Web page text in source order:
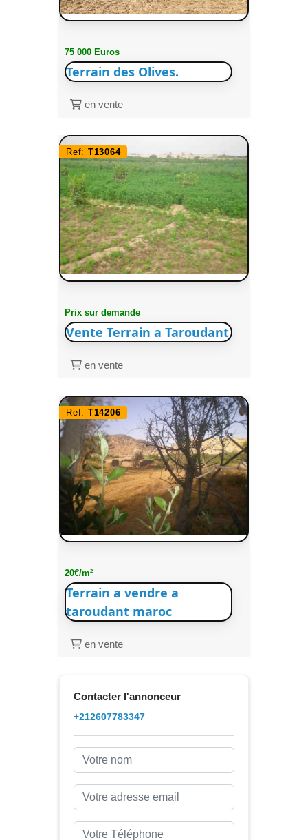
75 000 Euros
Terrain des Olives.
en vente
Ref: T13064
Prix sur demande
Vente Terrain a Taroudant
en vente
Ref: T14206
20€/m²
Terrain a vendre a
taroudant maroc
en vente
Contacter l'annonceur
+212607783347